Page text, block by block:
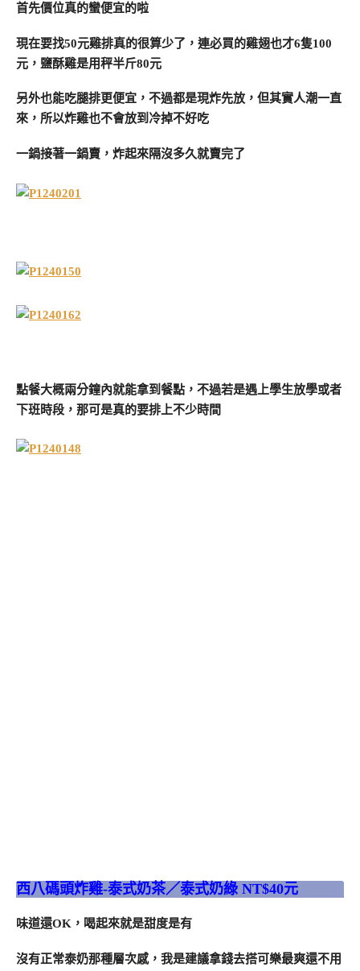
首先價位真的蠻便宜的啦
現在要找50元雞排真的很算少了，連必買的雞翅也才6隻100
元，鹽酥雞是用秤半斤80元
另外也能吃腿排更便宜，不過都是現炸先放，但其實人潮一直
來，所以炸雞也不會放到冷掉不好吃
一鍋接著一鍋賣，炸起來隔沒多久就賣完了
點餐大概兩分鐘內就能拿到餐點，不過若是遇上學生放學或者
下班時段，那可是真的要排上不少時間
西八碼頭炸雞-泰式奶茶／泰式奶綠 NT$40元
味道還OK，喝起來就是甜度是有
沒有正常泰奶那種層次感，我是建議拿錢去搭可樂最爽還不用